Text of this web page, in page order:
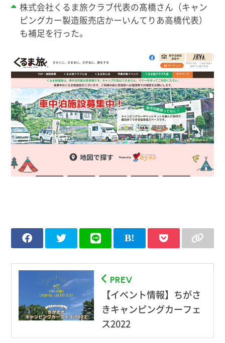
株式会社くるま旅クラブ代表の髙橋さん（キャン
ピングカー製造販売店かーいんてりあ高橋代表）
も補足を行った。
PREV
【イベント情報】ちがさ
きキャンピングカーフェ
ス2022